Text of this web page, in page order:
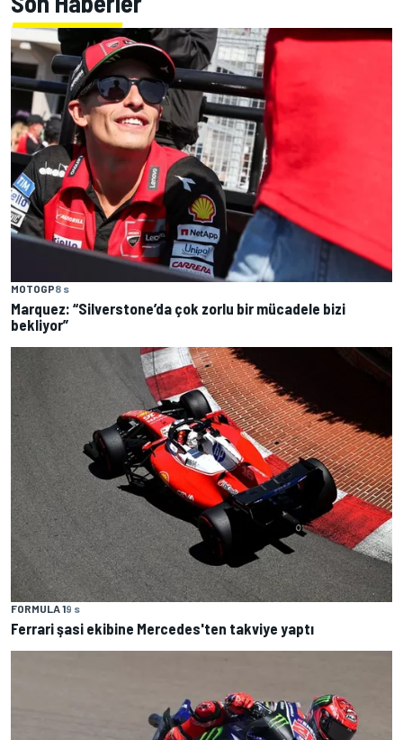
MOTOGP8 s
Marquez: “Silverstone’da çok zorlu bir mücadele bizi
bekliyor”
FORMULA 19 s
Ferrari şasi ekibine Mercedes'ten takviye yaptı